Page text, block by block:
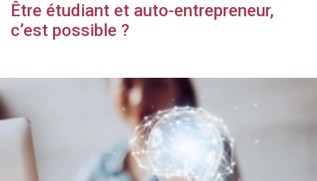
Être étudiant et auto-entrepreneur,
c’est possible ?